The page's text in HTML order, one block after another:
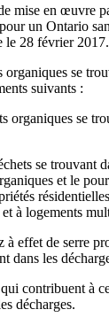
mise en œuvre
un Ontario
le 28 février 2017.
se
suivants :
se
se trouvant
et le
à logements
de serre
dans les
contribuent à
décharges.